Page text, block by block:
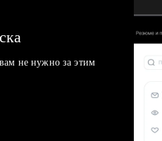
не нужно за этим